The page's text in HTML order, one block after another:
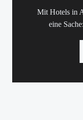
Mit Hotels in
eine